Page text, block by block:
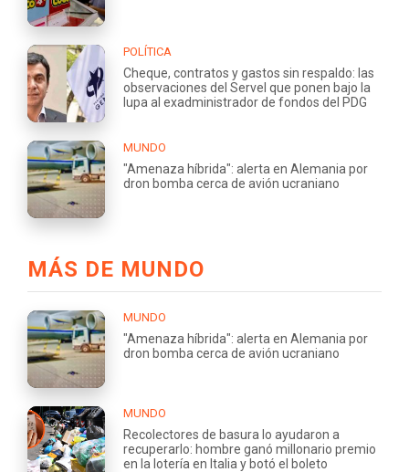
POLÍTICA
Cheque, contratos y gastos sin respaldo: las
observaciones del Servel que ponen bajo la
lupa al exadministrador de fondos del PDG
MUNDO
"Amenaza híbrida": alerta en Alemania por
dron bomba cerca de avión ucraniano
MÁS DE MUNDO
MUNDO
"Amenaza híbrida": alerta en Alemania por
dron bomba cerca de avión ucraniano
MUNDO
Recolectores de basura lo ayudaron a
recuperarlo: hombre ganó millonario premio
en la lotería en Italia y botó el boleto